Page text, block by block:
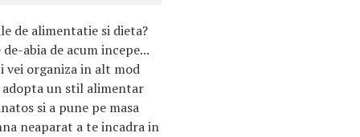
de alimentatie si dieta?
abia de acum incepe...
vei organiza in alt mod
adopta un stil alimentar
si a pune pe masa
neaparat a te incadra in